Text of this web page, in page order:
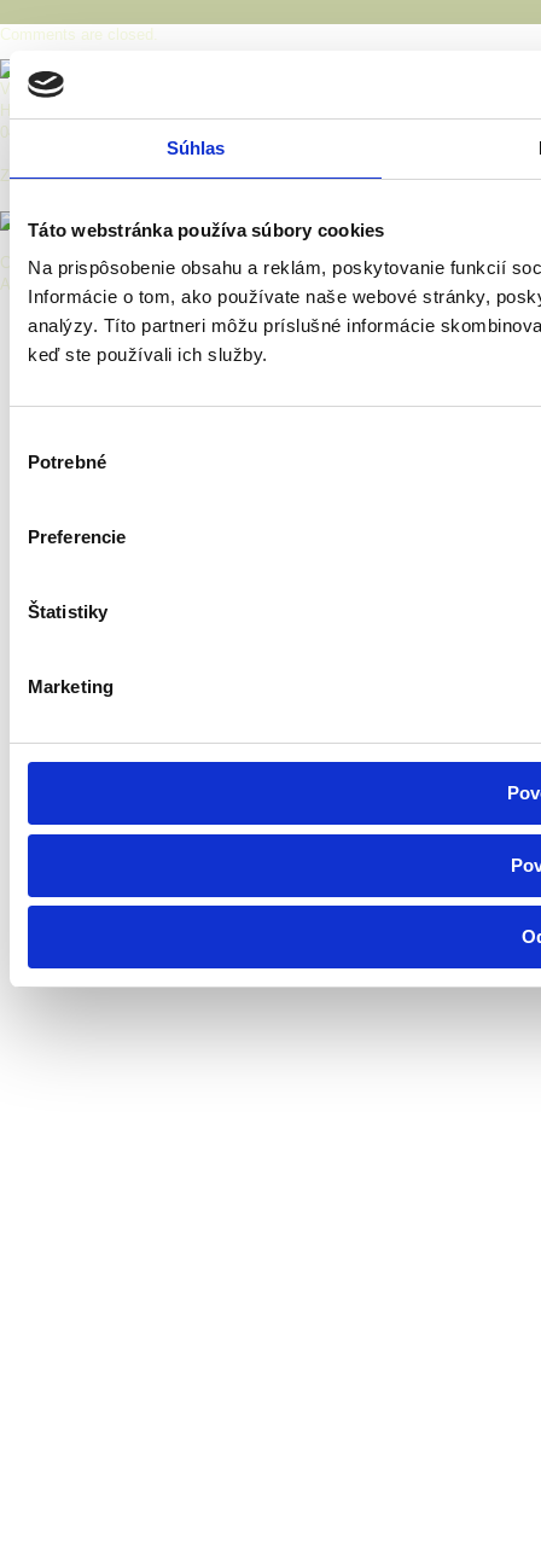
Súhlas
Táto webstránka používa súbory cookies
Na prispôsobenie obsahu a reklám, poskytovanie funkcií
Informácie o tom, ako používate naše webové stránky,
analýzy. Títo partneri môžu príslušné informácie
keď ste používali ich služby.
súhlasu
Potrebné
Preferencie
Štatistiky
Marketing
Comments are closed.
Východoslovenská galéria
Hlavná 27, Košice
040 01 Košice
Zriaďovateľ:
Copyright © 2026 Východoslovenská galéria.
All Rights Reserved.